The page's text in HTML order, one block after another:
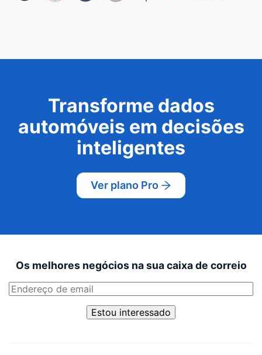
Transforme dados
automóveis em decisões
inteligentes
Ver plano Pro
Os melhores negócios na sua caixa de correio
Estou interessado